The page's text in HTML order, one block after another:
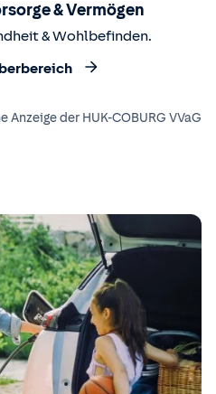
& Vermögen
& Wohlbefinden.
Anzeige der HUK-COBURG VVaG